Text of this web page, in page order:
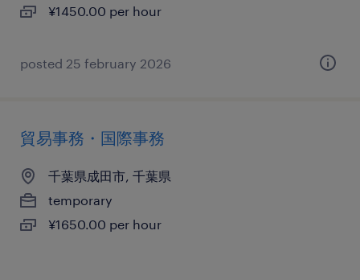
¥1450.00 per hour
posted 25 february 2026
貿易事務・国際事務
千葉県成田市, 千葉県
temporary
¥1650.00 per hour